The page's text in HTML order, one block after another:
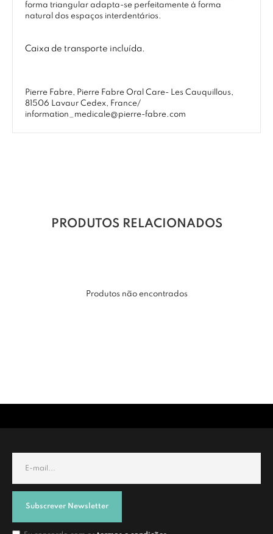
forma triangular adapta-se perfeitamente à forma
natural dos espaços interdentários.
Caixa de transporte incluída.
Pierre Fabre, Pierre Fabre Oral Care- Les Cauquillous,
81506 Lavaur Cedex, France/
information_medicale@pierre-fabre.com
PRODUTOS RELACIONADOS
Produtos não encontrados
Subscrever Newsletter